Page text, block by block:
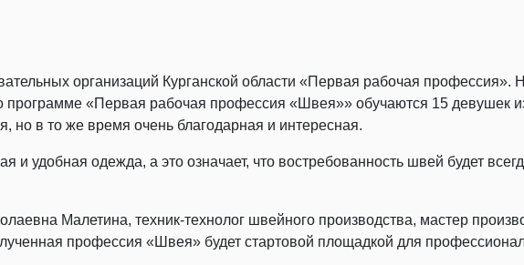
организаций Курганской области «Первая рабочая
программе «Первая рабочая профессия «Швея»» обучаются 15 девушек
в то же время очень благодарная и интересная.
и удобная одежда, а это означает, что востребованность швей будет
Малетина, техник-технолог швейного производства, мастер
профессия «Швея» будет стартовой площадкой для